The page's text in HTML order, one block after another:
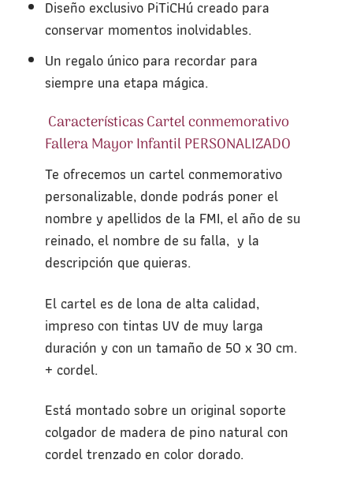
Diseño exclusivo PiTiCHú creado para
conservar momentos inolvidables.
Un regalo único para recordar para
siempre una etapa mágica.
Características Cartel conmemorativo
Fallera Mayor Infantil PERSONALIZADO
Te ofrecemos un cartel conmemorativo
personalizable, donde podrás poner el
nombre y apellidos de la FMI, el año de su
reinado, el nombre de su falla, y la
descripción que quieras.
El cartel es de lona de alta calidad,
impreso con tintas UV de muy larga
duración y con un tamaño de 50 x 30 cm.
+ cordel.
Está montado sobre un original soporte
colgador de madera de pino natural con
cordel trenzado en color dorado.